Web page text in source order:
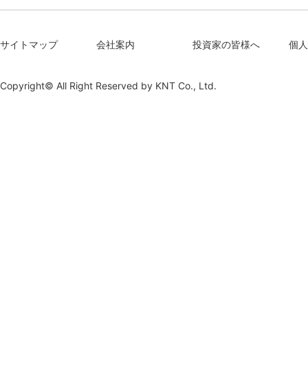
サイトマップ 会社案内 投資家の皆様へ 個
Copyright© All Right Reserved by KNT Co., Ltd.